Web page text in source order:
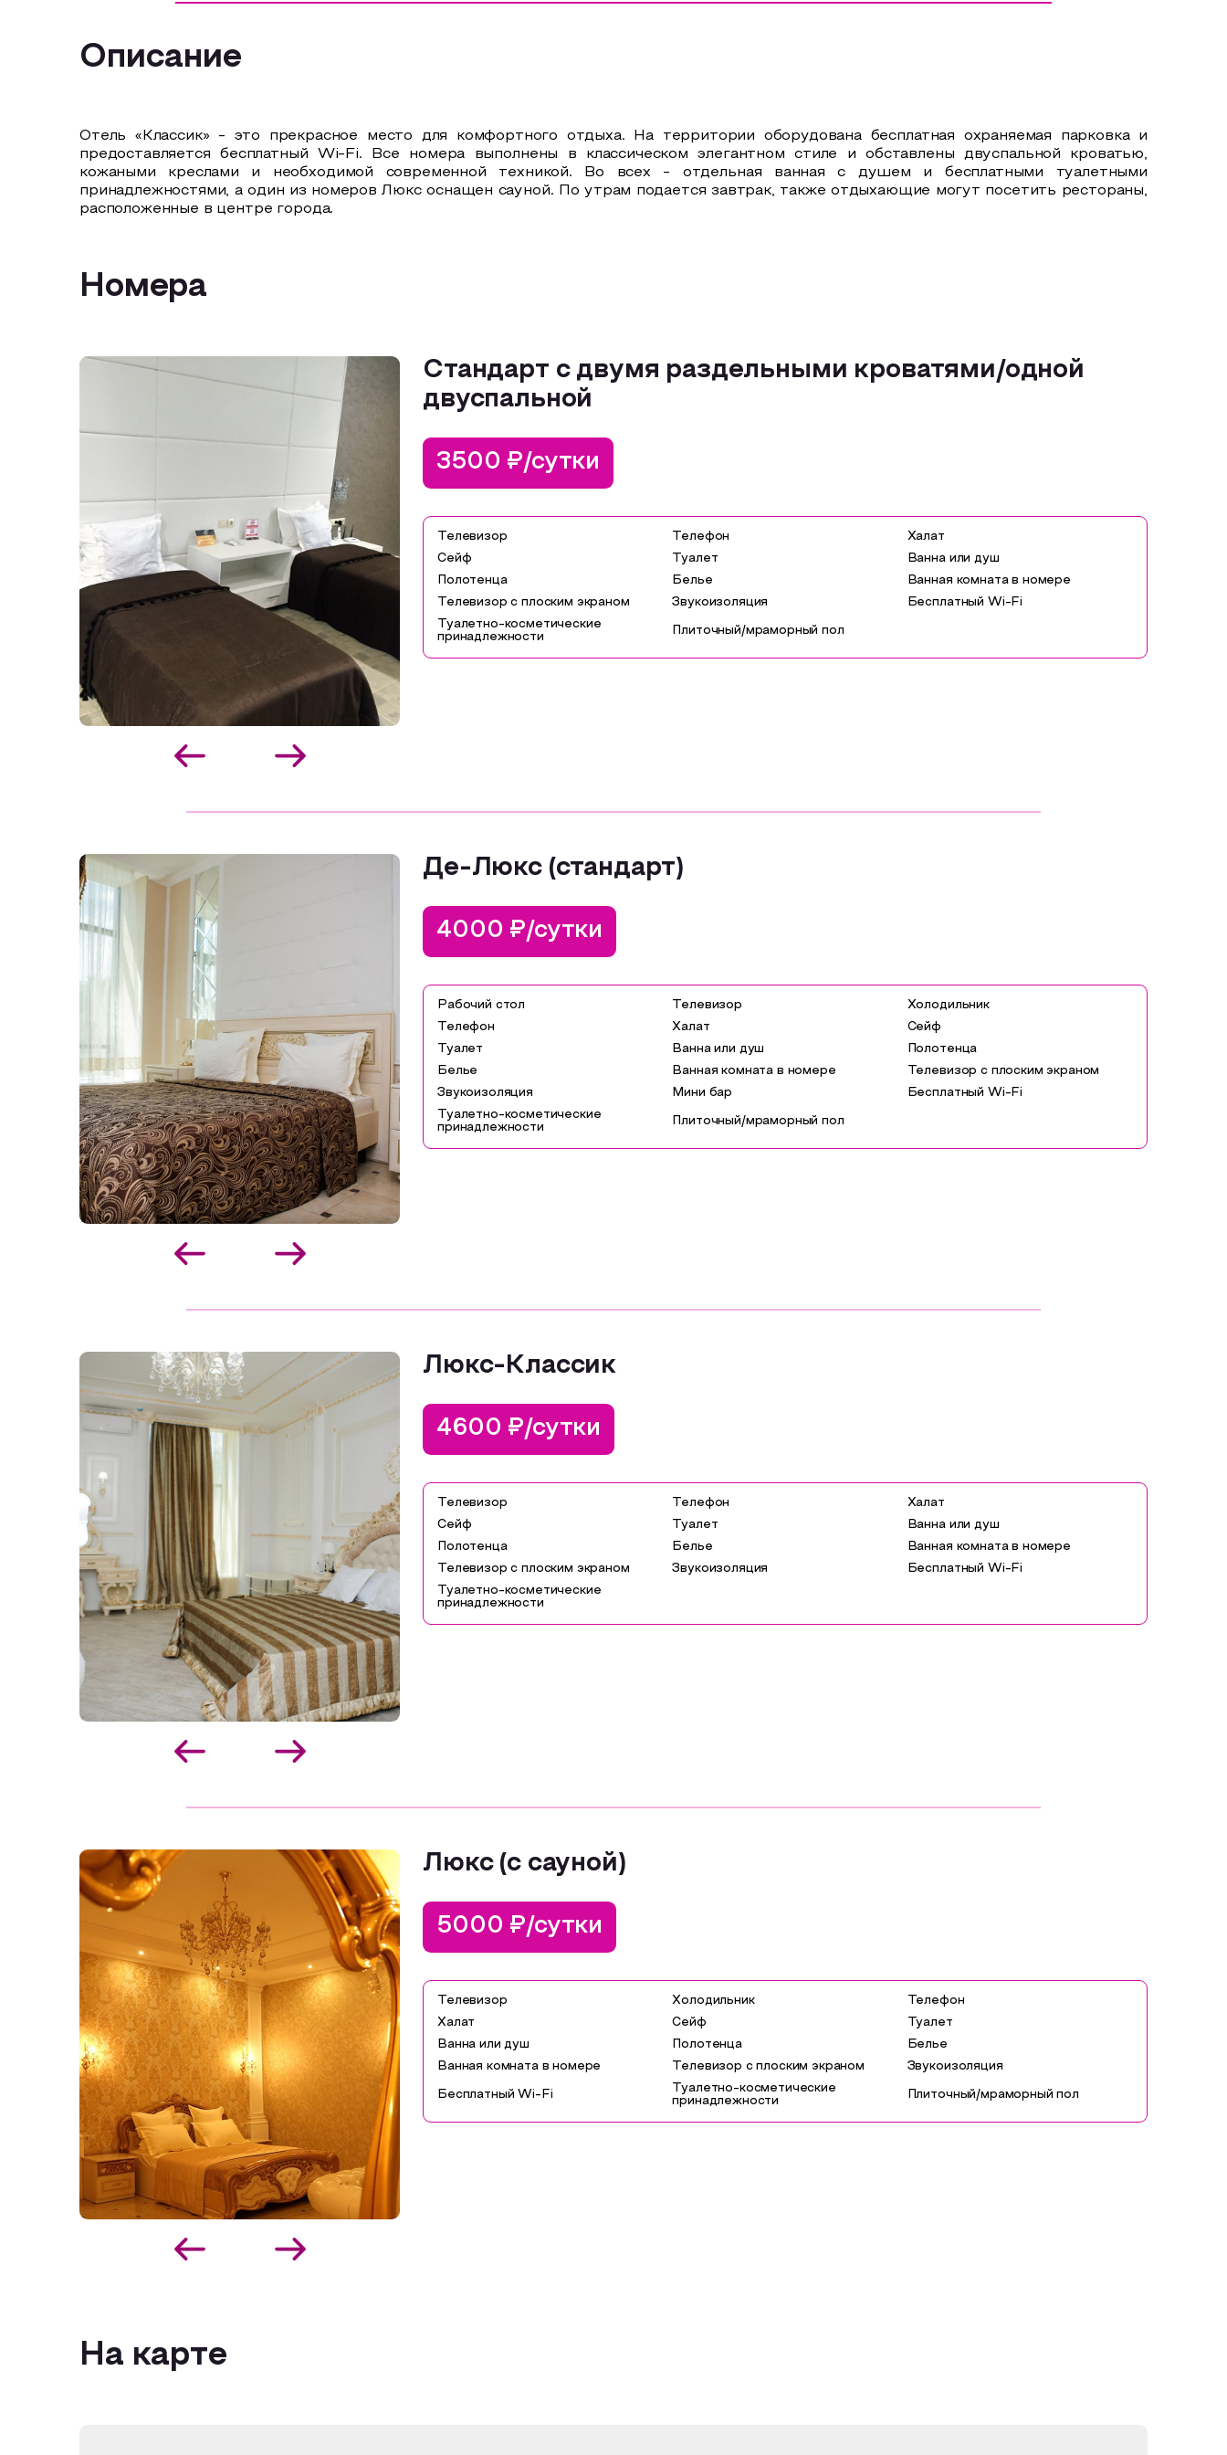
Описание
Отель «Классик» - это прекрасное место для комфортного отдыха. На территории оборудована бесплатная охраняемая парковка и
предоставляется бесплатный Wi-Fi. Все номера выполнены в классическом элегантном стиле и обставлены двуспальной кроватью,
кожаными креслами и необходимой современной техникой. Во всех - отдельная ванная с душем и бесплатными туалетными
принадлежностями, а один из номеров Люкс оснащен сауной. По утрам подается завтрак, также отдыхающие могут посетить рестораны,
расположенные в центре города.
Номера
Стандарт с двумя раздельными кроватями/одной
двуспальной
3500 ₽/сутки
Телевизор Телефон
Халат
Сейф
Туалет
Ванна или душ
Полотенца
Белье
Ванная комната в номере
Телевизор с плоским экраном
Звукоизоляция
Бесплатный Wi-Fi
Туалетно-косметические
принадлежности
Плиточный/мраморный пол
Де-Люкс (стандарт)
4000 ₽/сутки
Рабочий стол Телевизор
Холодильник
Телефон
Халат
Сейф
Туалет
Ванна или душ
Полотенца
Белье
Ванная комната в номере
Телевизор с плоским экраном
Звукоизоляция
Мини бар
Бесплатный Wi-Fi
Туалетно-косметические
принадлежности
Плиточный/мраморный пол
Люкс-Классик
4600 ₽/сутки
Телевизор Телефон
Халат
Сейф
Туалет
Ванна или душ
Полотенца
Белье
Ванная комната в номере
Телевизор с плоским экраном
Звукоизоляция
Бесплатный Wi-Fi
Туалетно-косметические
принадлежности
Люкс (с сауной)
5000 ₽/сутки
Телевизор Холодильник
Телефон
Халат
Сейф
Туалет
Ванна или душ
Полотенца
Белье
Ванная комната в номере
Телевизор с плоским экраном Звукоизоляция
Бесплатный Wi-Fi
Туалетно-косметические
принадлежности
Плиточный/мраморный пол
На карте